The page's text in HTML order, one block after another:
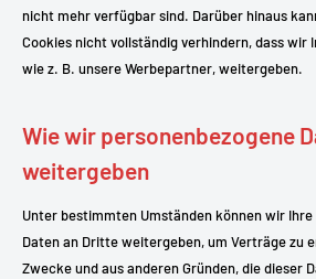
nicht mehr verfügbar sind. Darüber hinaus
Cookies nicht vollständig verhindern, dass wir
wie z. B. unsere Werbepartner, weitergeben.
Wie wir personenbezogene
weitergeben
Unter bestimmten Umständen können wir
Daten an Dritte weitergeben, um Verträge zu
Zwecke und aus anderen Gründen, die dieser